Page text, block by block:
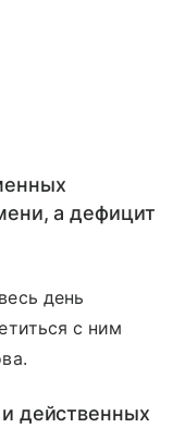
а дефицит
день
с ним
действенных